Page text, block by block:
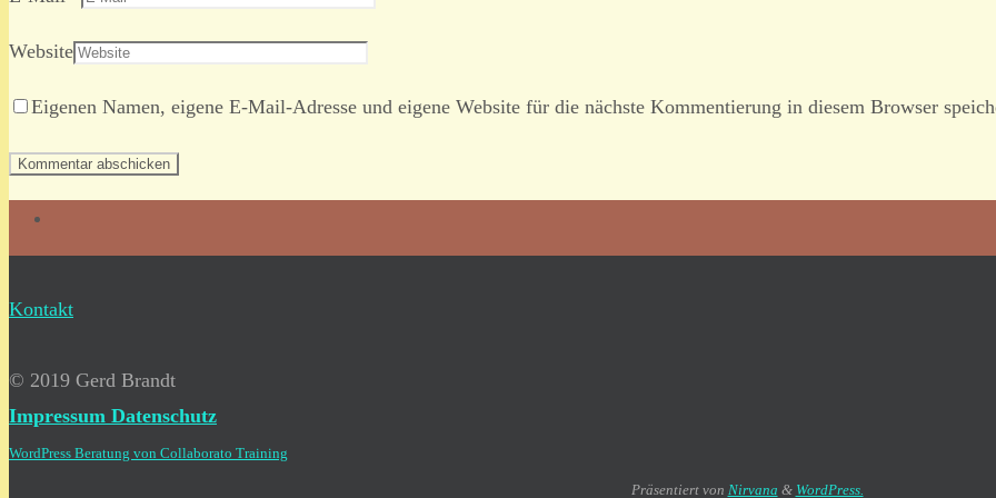
Website
Eigenen Namen, eigene E-Mail-Adresse und eigene Website für die nächste Kommentierung in diesem Browser
Kontakt
© 2019 Gerd Brandt
Impressum Datenschutz
WordPress Beratung von Collaborato Training
Präsentiert von Nirvana & WordPress.